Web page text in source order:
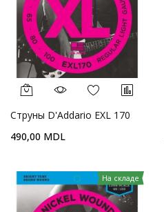
Струны D'Addario EXL 170
490,00 MDL
На складе